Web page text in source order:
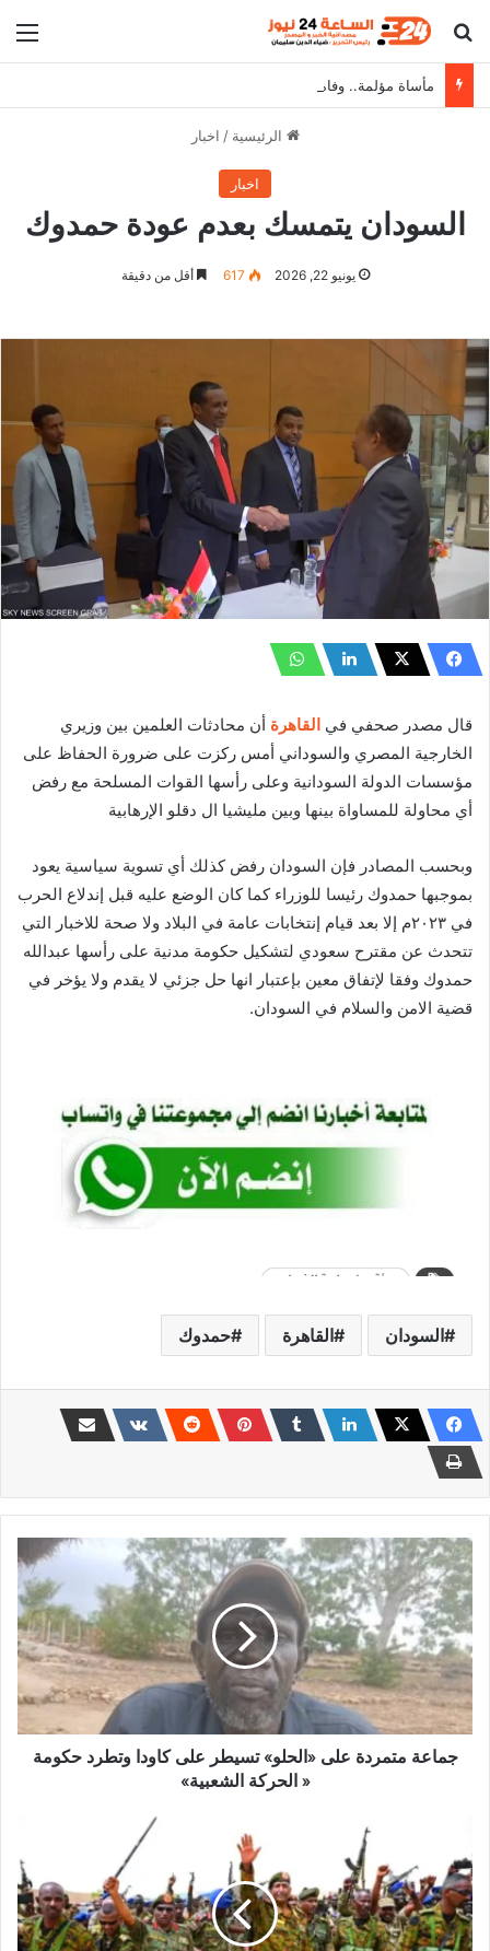
بحث عن
الرئيسية / اخبار
اخبار
السودان يتمسك بعدم عودة حمدوك
يونيو 22, 2026 617 أقل من دقيقة
قال مصدر صحفي في القاهرة أن محادثات العلمين بين وزيري
الخارجية المصري والسوداني أمس ركزت على ضرورة الحفاظ على
مؤسسات الدولة السودانية وعلى رأسها القوات المسلحة مع رفض
أي محاولة للمساواة بينها وبين مليشيا ال دقلو الإرهابية
وبحسب المصادر فإن السودان رفض كذلك أي تسوية سياسية يعود
بموجبها حمدوك رئيسا للوزراء كما كان الوضع عليه قبل إندلاع الحرب
في ٢٠٢٣م إلا بعد قيام إنتخابات عامة في البلاد ولا صحة للاخبار التي
تتحدث عن مقترح سعودي لتشكيل حكومة مدنية على رأسها عبدالله
حمدوك وفقا لإتفاق معين بإعتبار انها حل جزئي لا يقدم ولا يؤخر في
قضية الامن والسلام في السودان.
السودان القاهرة حمدوك
جماعة
متمردة
على
«الحلو»
تسيطر
على
كاودا
وتطرد
حكومة
جماعة متمردة على «الحلو» تسيطر على كاودا وتطرد حكومة
« الحركة الشعبية»
الأجهزة
الأمنية
بالحسم
في